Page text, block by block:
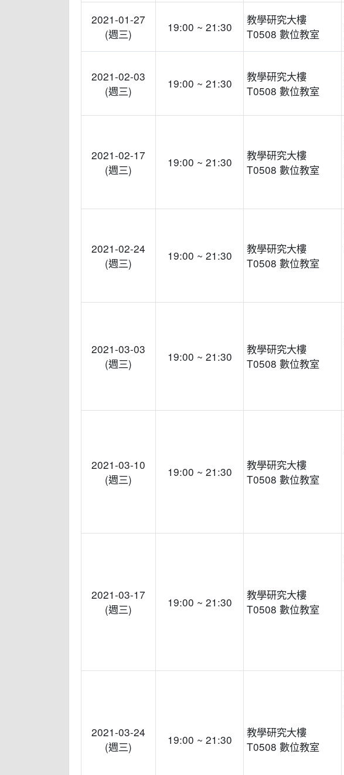
2021-01-27
(週三)
19:00 ~ 21:30
教學研究大樓
T0508 數位教室
2021-02-03
(週三)
19:00 ~ 21:30
教學研究大樓
T0508 數位教室
2021-02-17
(週三)
19:00 ~ 21:30
教學研究大樓
T0508 數位教室
2021-02-24
(週三)
19:00 ~ 21:30
教學研究大樓
T0508 數位教室
2021-03-03
(週三)
19:00 ~ 21:30
教學研究大樓
T0508 數位教室
2021-03-10
(週三)
19:00 ~ 21:30
教學研究大樓
T0508 數位教室
2021-03-17
(週三)
19:00 ~ 21:30
教學研究大樓
T0508 數位教室
2021-03-24
(週三)
19:00 ~ 21:30
教學研究大樓
T0508 數位教室